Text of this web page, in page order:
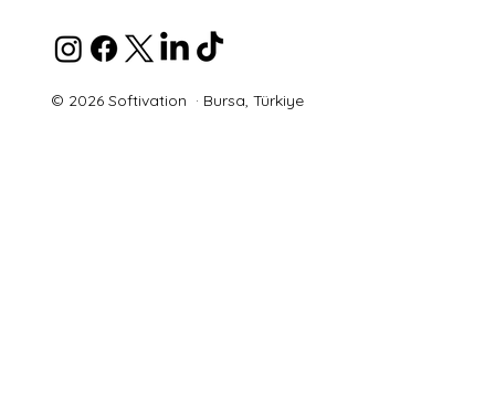
© 2026 Softivation · Bursa, Türkiye